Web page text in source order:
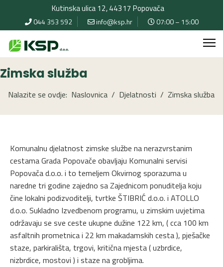
Kutinska ulica 12, 44317 Popovača
044 353 592 info@ksp.hr 07:00 – 15:00
Zimska služba
Nalazite se ovdje: Naslovnica Djelatnosti Zimska služba
Komunalnu djelatnost zimske službe na nerazvrstanim
cestama Grada Popovače obavljaju Komunalni servisi
Popovača d.o.o. i to temeljem Okvirnog sporazuma u
naredne tri godine zajedno sa Zajednicom ponuditelja koju
čine lokalni podizvoditelji, tvrtke ŠTIBRIĆ d.o.o. i ATOLLO
d.o.o. Sukladno Izvedbenom programu, u zimskim uvjetima
održavaju se sve ceste ukupne dužine 122 km, ( cca 100 km
asfaltnih prometnica i 22 km makadamskih cesta ), pješačke
staze, parkirališta, trgovi, kritična mjesta ( uzbrdice,
nizbrdice, mostovi ) i staze na grobljima.